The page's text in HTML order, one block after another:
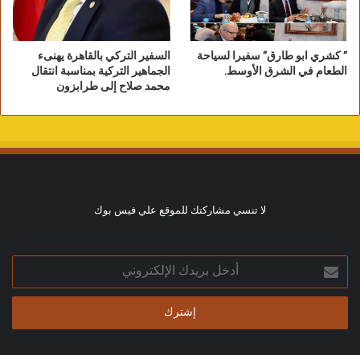
” كشري ابو طارق” سفيرا لسياحة
الطعام في الشرق الأوسط.
السفير التركي بالقاهرة يهنىء
الجماهير التركية بمناسبة انتقال
محمد صلاح إلى طرابزون
لا تنسي مشاركتك للموقع علي فيس بوك
أدخل
بريدك
الإلكتروني